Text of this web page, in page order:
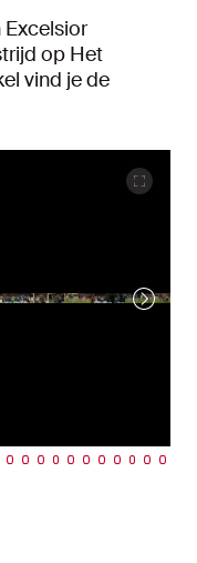
op Het
vind je de